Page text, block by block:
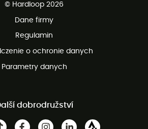
© Hardloop 2026
Dane firmy
Regulamin
o ochronie danych
Parametry danych
dobrodružství